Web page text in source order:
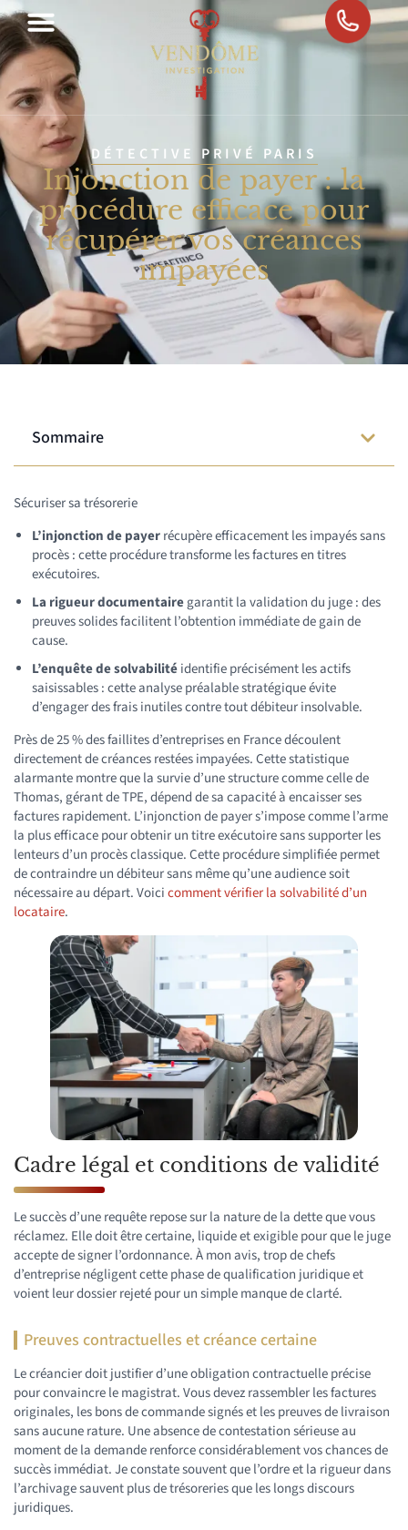
DÉTECTIVE PRIVÉ PARIS
Injonction de payer : la
procédure efficace pour
récupérer vos créances
impayées
Sommaire
Sécuriser sa trésorerie
L’injonction de payerrécupère efficacement les impayés sans
procès : cette procédure transforme les factures en titres
exécutoires.
La rigueur documentairegarantit la validation du juge : des
preuves solides facilitent l’obtention immédiate de gain de
cause.
L’enquête de solvabilitéidentifie précisément les actifs
saisissables : cette analyse préalable stratégique évite
d’engager des frais inutiles contre tout débiteur insolvable.
Près de 25 % des faillites d’entreprises en France découlent
directement de créances restées impayées. Cette statistique
alarmante montre que la survie d’une structure comme celle de
Thomas, gérant de TPE, dépend de sa capacité à encaisser ses
factures rapidement. L’injonction de payer s’impose comme l’arme
la plus efficace pour obtenir un titre exécutoire sans supporter les
lenteurs d’un procès classique. Cette procédure simplifiée permet
de contraindre un débiteur sans même qu’une audience soit
nécessaire au départ. Voicicomment vérifier la solvabilité d’un
locataire.
Cadre légal et conditions de validité
Le succès d’une requête repose sur la nature de la dette que vous
réclamez. Elle doit être certaine, liquide et exigible pour que le juge
accepte de signer l’ordonnance. À mon avis, trop de chefs
d’entreprise négligent cette phase de qualification juridique et
voient leur dossier rejeté pour un simple manque de clarté.
Preuves contractuelles et créance certaine
Le créancier doit justifier d’une obligation contractuelle précise
pour convaincre le magistrat. Vous devez rassembler les factures
originales, les bons de commande signés et les preuves de livraison
sans aucune rature. Une absence de contestation sérieuse au
moment de la demande renforce considérablement vos chances de
succès immédiat. Je constate souvent que l’ordre et la rigueur dans
l’archivage sauvent plus de trésoreries que les longs discours
juridiques.